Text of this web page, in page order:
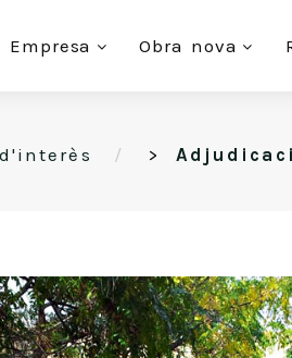
Empresa Obra nova
>